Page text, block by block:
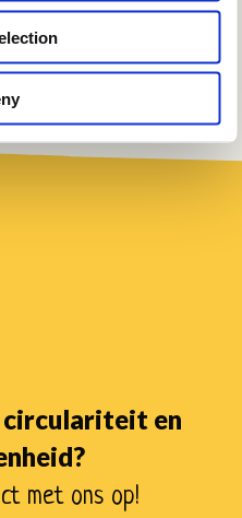
circulariteit en
met ons op!